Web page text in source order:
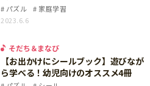
パズル
家庭学習
2023.6.6
そだち＆まなび
【お出かけにシールブック】遊びなが
ら学べる！幼児向けのオススメ4冊